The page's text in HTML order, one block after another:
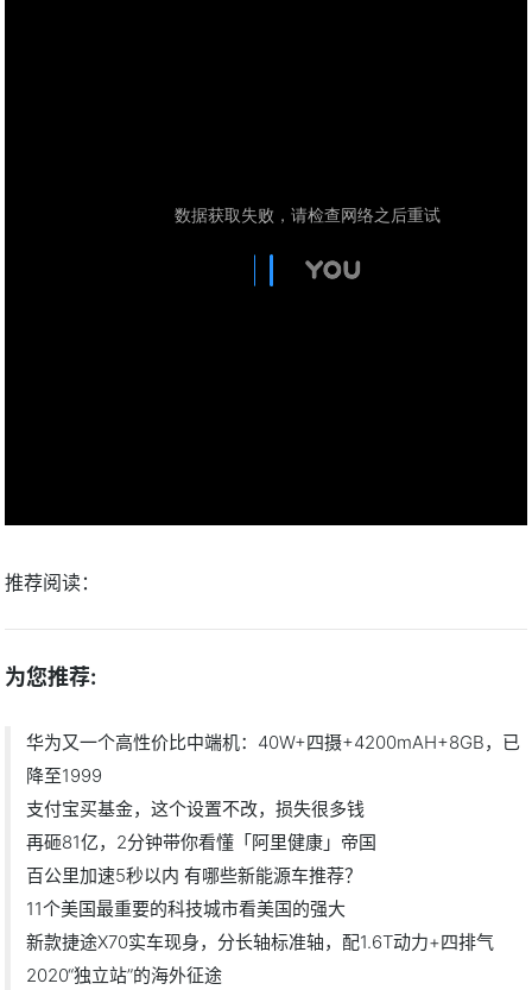
推荐阅读：
为您推荐:
华为又一个高性价比中端机：40W+四摄+4200mAH+8GB，已
降至1999
支付宝买基金，这个设置不改，损失很多钱
再砸81亿，2分钟带你看懂「阿里健康」帝国
百公里加速5秒以内 有哪些新能源车推荐？
11个美国最重要的科技城市看美国的强大
新款捷途X70实车现身，分长轴标准轴，配1.6T动力+四排气
2020“独立站”的海外征途